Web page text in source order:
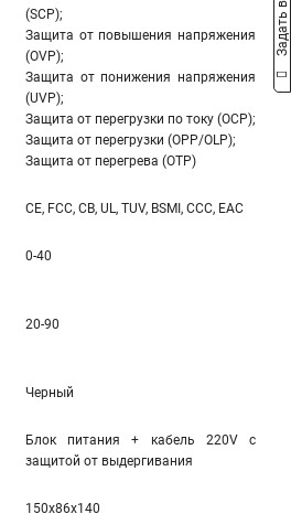
(SCP);
Защита от повышения напряжения
(OVP);
Защита от понижения напряжения
(UVP);
Защита от перегрузки по току (OCP);
Защита от перегрузки (OPP/OLP);
Защита от перегрева (OTP)
CE, FCC, CB, UL, TUV, BSMI, CCC, EAC
0-40
20-90
Черный
Блок питания + кабель 220V с
защитой от выдергивания
150x86x140